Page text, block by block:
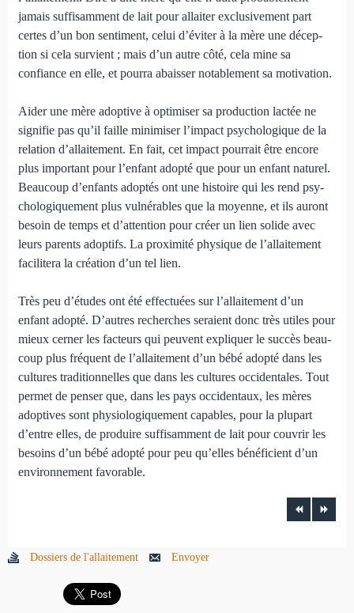
jamais suffisamment de lait pour allaiter exclusivement part
certes d’un bon sentiment, celui d’éviter à la mère une décep­
tion si cela survient ; mais d’un autre côté, cela mine sa
confiance en elle, et pourra abaisser notablement sa motivation.
Aider une mère adoptive à optimiser sa production lactée ne
signifie pas qu’il faille minimiser l’impact psychologique de la
relation d’allaitement. En fait, cet impact pourrait être encore
plus important pour l’enfant adopté que pour un enfant naturel.
Beaucoup d’enfants adoptés ont une histoire qui les rend psy­
chologiquement plus vulnérables que la moyenne, et ils auront
besoin de temps et d’attention pour créer un lien solide avec
leurs parents adoptifs. La proximité physique de l’allaitement
facilitera la création d’un tel lien.
Très peu d’études ont été effectuées sur l’allaitement d’un
enfant adopté. D’autres recherches seraient donc très utiles pour
mieux cerner les facteurs qui peuvent expliquer le succès beau­
coup plus fréquent de l’allaitement d’un bébé adopté dans les
cultures traditionnelles que dans les cultures occi­dentales. Tout
permet de penser que, dans les pays occiden­taux, les mères
adoptives sont physiologiquement capables, pour la plupart
d’entre elles, de produire suffisamment de lait pour couvrir les
besoins d’un bébé adopté pour peu qu’elles bénéficient d’un
environnement favorable.
Dossiers de l'allaitement Envoyer